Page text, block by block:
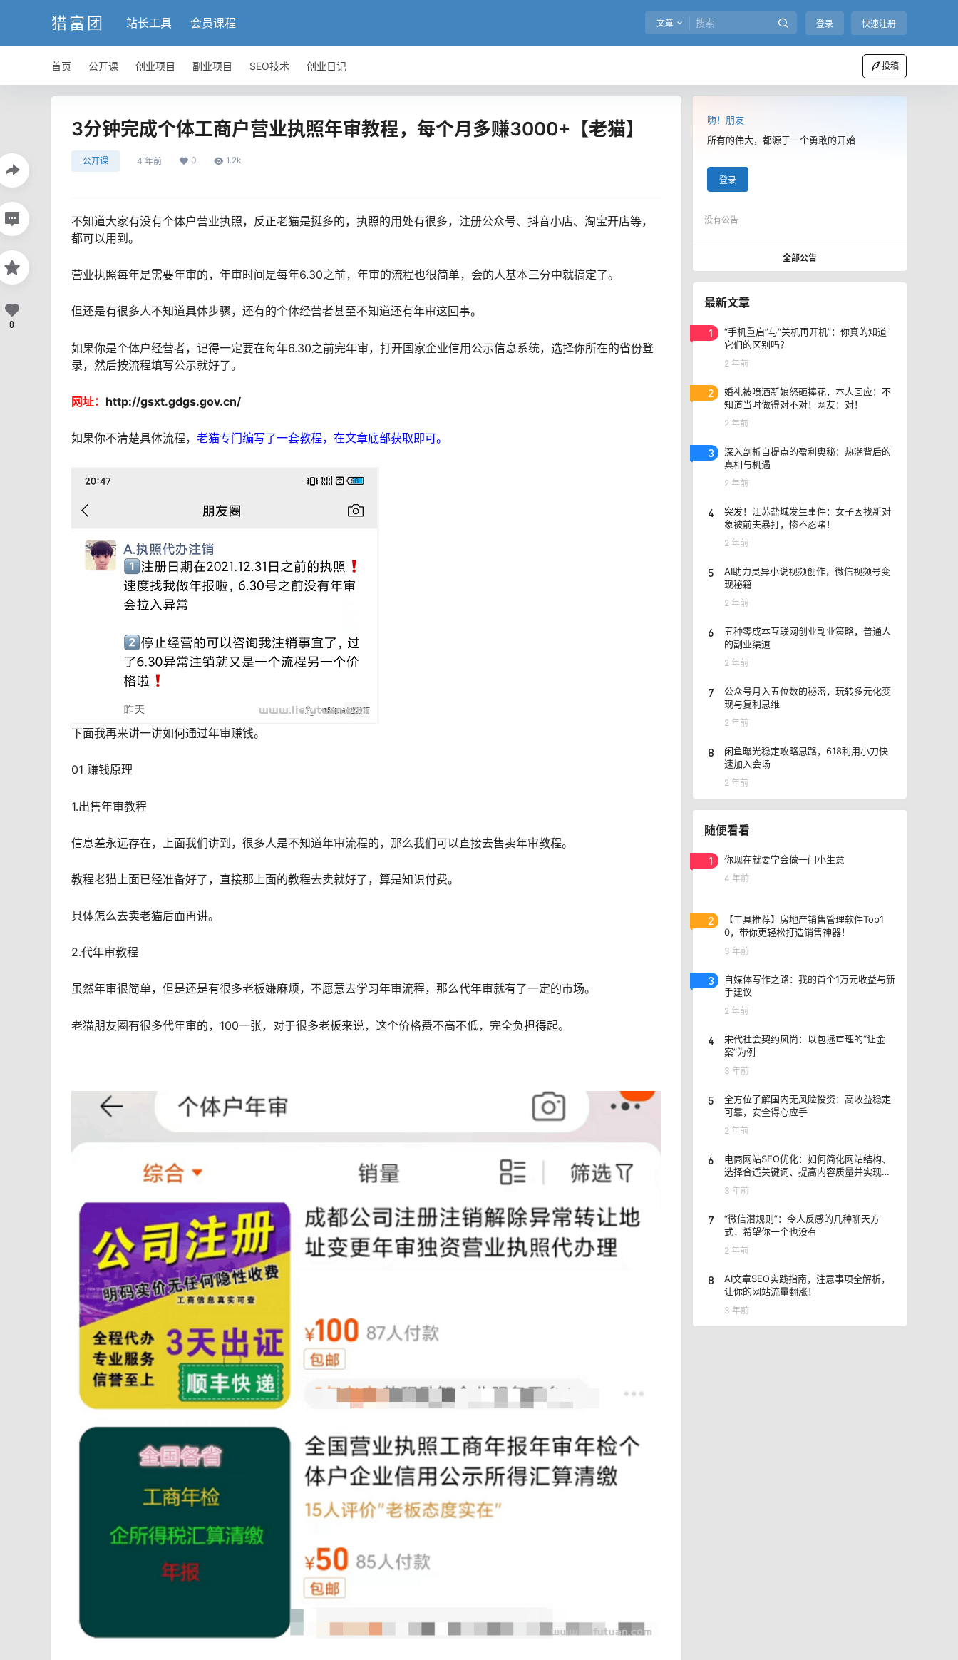
猎富团 站长工具 会员课程 文章 登录 快速注册
首页 公开课 创业项目 副业项目 SEO技术 创业日记 投稿
3分钟完成个体工商户营业执照年审教程，每个月多赚3000+【老猫】
公开课 4 年前 0 1.2k
不知道大家有没有个体户营业执照，反正老猫是挺多的，执照的用处有很多，注册公众号、抖音小店、淘宝开店等，
都可以用到。
营业执照每年是需要年审的，年审时间是每年6.30之前，年审的流程也很简单，会的人基本三分中就搞定了。
但还是有很多人不知道具体步骤，还有的个体经营者甚至不知道还有年审这回事。
如果你是个体户经营者，记得一定要在每年6.30之前完年审，打开国家企业信用公示信息系统，选择你所在的省份登
录，然后按流程填写公示就好了。
网址： http://gsxt.gdgs.gov.cn/
如果你不清楚具体流程， 老猫专门编写了一套教程，在文章底部获取即可。
下面我再来讲一讲如何通过年审赚钱。
01 赚钱原理
1.出售年审教程
信息差永远存在，上面我们讲到，很多人是不知道年审流程的，那么我们可以直接去售卖年审教程。
教程老猫上面已经准备好了，直接那上面的教程去卖就好了，算是知识付费。
具体怎么去卖老猫后面再讲。
2.代年审教程
虽然年审很简单，但是还是有很多老板嫌麻烦，不愿意去学习年审流程，那么代年审就有了一定的市场。
老猫朋友圈有很多代年审的，100一张，对于很多老板来说，这个价格费不高不低，完全负担得起。
0
嗨！朋友
所有的伟大，都源于一个勇敢的开始
登录
没有公告
全部公告
最新文章
1
“手机重启”与“关机再开机”：你真的知道
它们的区别吗？
2 年前
2
婚礼被喷酒新娘怒砸捧花，本人回应：不
知道当时做得对不对！网友：对！
2 年前
3
深入剖析自提点的盈利奥秘：热潮背后的
真相与机遇
2 年前
4
突发！江苏盐城发生事件：女子因找新对
象被前夫暴打，惨不忍睹！
2 年前
5
AI助力灵异小说视频创作，微信视频号变
现秘籍
2 年前
6
五种零成本互联网创业副业策略，普通人
的副业渠道
2 年前
7
公众号月入五位数的秘密，玩转多元化变
现与复利思维
2 年前
8
闲鱼曝光稳定攻略思路，618利用小刀快
速加入会场
2 年前
随便看看
1 你现在就要学会做一门小生意
4 年前
2
【工具推荐】房地产销售管理软件Top1
0，带你更轻松打造销售神器！
3 年前
3
自媒体写作之路：我的首个1万元收益与新
手建议
2 年前
4
宋代社会契约风尚：以包拯审理的“让金
案”为例
3 年前
5
全方位了解国内无风险投资：高收益稳定
可靠，安全得心应手
2 年前
6
电商网站SEO优化：如何简化网站结构、
选择合适关键词、提高内容质量并实现高
转化率？
3 年前
7
“微信潜规则”：令人反感的几种聊天方
式，希望你一个也没有
2 年前
8
AI文章SEO实践指南，注意事项全解析，
让你的网站流量翻涨！
3 年前